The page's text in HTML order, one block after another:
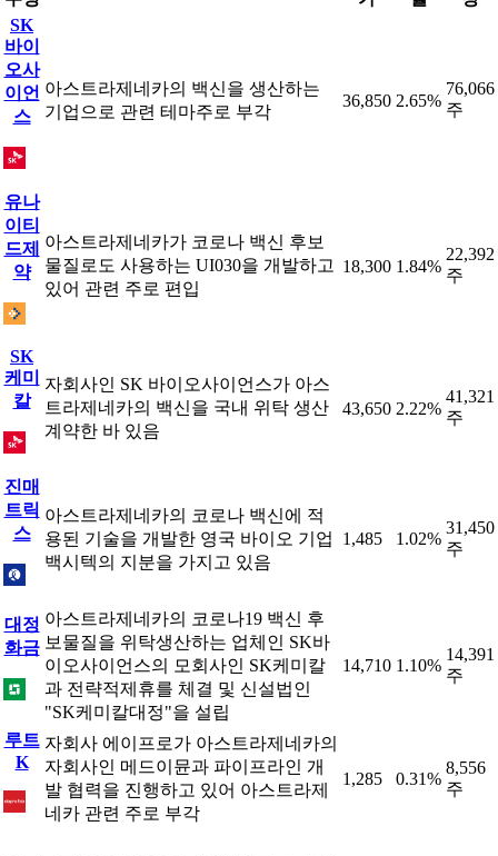
SK
바이
오사
이언
스
아스트라제네카의 백신을 생산하는
기업으로 관련 테마주로 부각
36,850 2.65%
76,066
주
유나
이티
드제
약
아스트라제네카가 코로나 백신 후보
물질로도 사용하는 UI030을 개발하고
있어 관련 주로 편입
18,300 1.84%
22,392
주
SK
케미
칼
자회사인 SK 바이오사이언스가 아스
트라제네카의 백신을 국내 위탁 생산
계약한 바 있음
43,650 2.22%
41,321
주
진매
트릭
스
아스트라제네카의 코로나 백신에 적
용된 기술을 개발한 영국 바이오 기업
백시텍의 지분을 가지고 있음
1,485 1.02%
31,450
주
대정
화금
아스트라제네카의 코로나19 백신 후
보물질을 위탁생산하는 업체인 SK바
이오사이언스의 모회사인 SK케미칼
과 전략적제휴를 체결 및 신설법인
"SK케미칼대정"을 설립
14,710 1.10%
14,391
주
루트
K
자회사 에이프로가 아스트라제네카의
자회사인 메드이뮨과 파이프라인 개
발 협력을 진행하고 있어 아스트라제
네카 관련 주로 부각
1,285 0.31%
8,556
주